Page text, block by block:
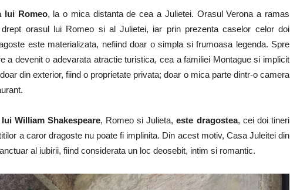
lui Romeo, la o mica distanta de cea a Julietei. Orasul Verona a ramas
orasul lui Romeo si al Julietei, iar prin prezenta caselor celor doi
este materializata, nefiind doar o simpla si frumoasa legenda. Spre
a devenit o adevarata atractie turistica, cea a familiei Montague si implicit
din exterior, fiind o proprietate privata; doar o mica parte dintr-o camera
William Shakespeare, Romeo si Julieta,este dragostea, cei doi tineri
a caror dragoste nu poate fi implinita. Din acest motiv, Casa Juleitei din
al iubirii, fiind considerata un loc deosebit, intim si romantic.